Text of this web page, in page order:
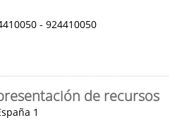
- 924410050
de recursos
1